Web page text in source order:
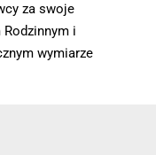
za swoje
i
wymiarze